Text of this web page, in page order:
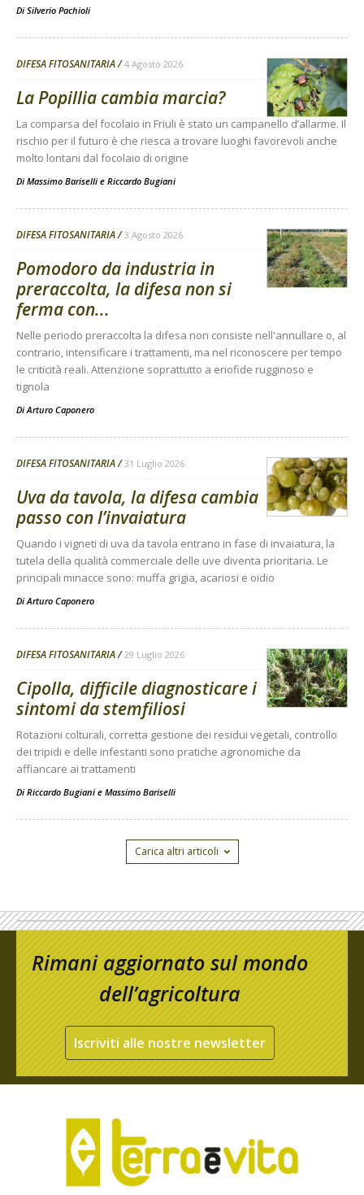
Di Silverio Pachioli
DIFESA FITOSANITARIA 4 Agosto 2026
La Popillia cambia marcia?
La comparsa del focolaio in Friuli è stato un campanello d’allarme. Il
rischio per il futuro è che riesca a trovare luoghi favorevoli anche
molto lontani dal focolaio di origine
Di Massimo Bariselli e Riccardo Bugiani
DIFESA FITOSANITARIA 3 Agosto 2026
Pomodoro da industria in
preraccolta, la difesa non si
ferma con...
Nelle periodo preraccolta la difesa non consiste nell'annullare o, al
contrario, intensificare i trattamenti, ma nel riconoscere per tempo
le criticità reali. Attenzione soprattutto a eriofide rugginoso e
tignola
DiArturo Caponero
DIFESA FITOSANITARIA 31 Luglio 2026
Uva da tavola, la difesa cambia
passo con l’invaiatura
Quando i vigneti di uva da tavola entrano in fase di invaiatura, la
tutela della qualità commerciale delle uve diventa prioritaria. Le
principali minacce sono: muffa grigia, acariosi e oidio
DiArturo Caponero
DIFESA FITOSANITARIA 29 Luglio 2026
Cipolla, difficile diagnosticare i
sintomi da stemfiliosi
Rotazioni colturali, corretta gestione dei residui vegetali, controllo
dei tripidi e delle infestanti sono pratiche agronomiche da
affiancare ai trattamenti
Di Riccardo Bugiani e Massimo Bariselli
Carica altri articoli
Rimani aggiornato sul mondo
dell’agricoltura
Iscriviti alle nostre newsletter